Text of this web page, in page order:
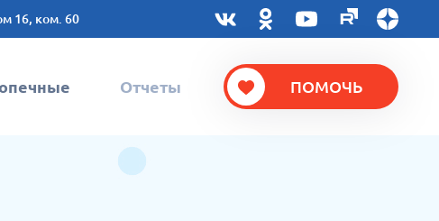
16, ком. 60
Отчеты ПОМОЧЬ